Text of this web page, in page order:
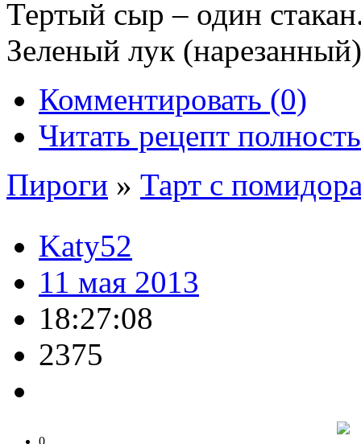
Тертый сыр – один
Зеленый лук
Комментировать (0)
Читать рецепт
Пироги » Тарт с
Katy52
11 мая 2013
18:27:08
2375
0